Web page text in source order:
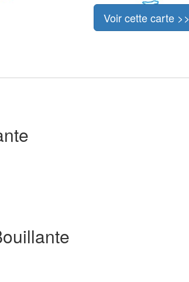
Voir cette carte >>